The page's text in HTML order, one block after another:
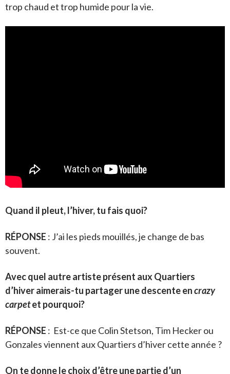
trop chaud et trop humide pour la vie.
Quand il pleut, l’hiver, tu fais quoi?
RÉPONSE : J’ai les pieds mouillés, je change de bas
souvent.
Avec quel autre artiste présent aux Quartiers
d’hiver aimerais-tu partager une descente encrazy
carpetet pourquoi?
RÉPONSE : Est-ce que Colin Stetson, Tim Hecker ou
Gonzales viennent aux Quartiers d’hiver cette année ?
On te donne le choix d’être une partie d’un